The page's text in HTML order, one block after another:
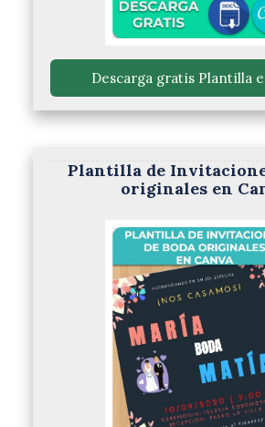
Descarga gratis Plantilla
Plantilla de
originales en